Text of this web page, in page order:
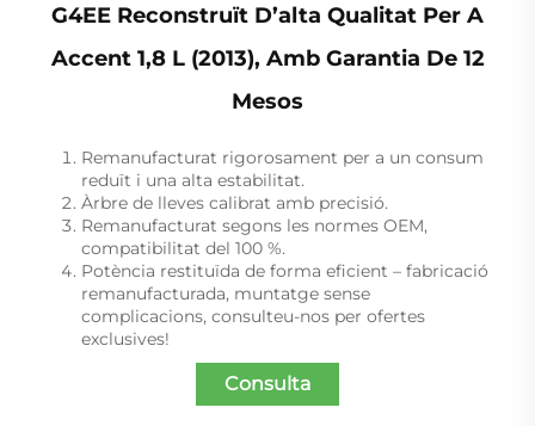
G4EE Reconstruït D’alta Qualitat Per A
Accent 1,8 L (2013), Amb Garantia De 12
Mesos
Remanufacturat rigorosament per a un consum
reduït i una alta estabilitat.
Àrbre de lleves calibrat amb precisió.
Remanufacturat segons les normes OEM,
compatibilitat del 100 %.
Potència restituïda de forma eficient – fabricació
remanufacturada, muntatge sense
complicacions, consulteu-nos per ofertes
exclusives!
Consulta